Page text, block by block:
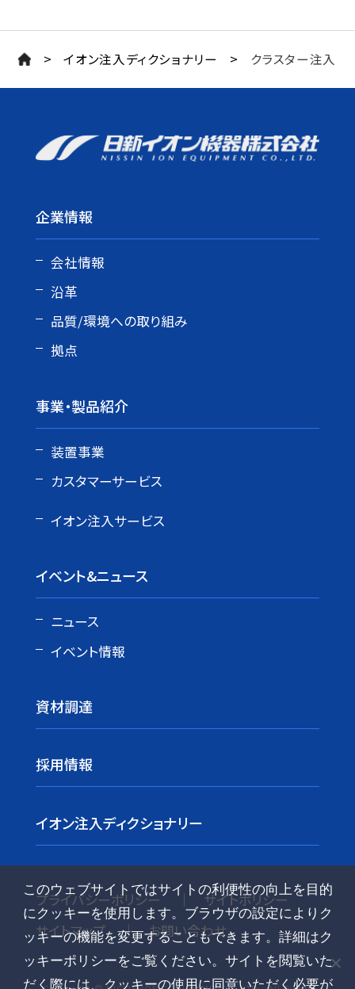
> イオン注入ディクショナリー > クラスター注入
企業情報
会社情報
沿革
品質/環境への取り組み
拠点
事業・製品紹介
装置事業
カスタマーサービス
イオン注入サービス
イベント&ニュース
ニュース
イベント情報
資材調達
採用情報
イオン注入ディクショナリー
プライバシーポリシー
サイトポリシー
サイトマップ
お問い合わせ
このウェブサイトではサイトの利便性の向上を目的
にクッキーを使用します。ブラウザの設定によりク
ッキーの機能を変更することもできます。詳細はク
ッキーポリシーをご覧ください。サイトを閲覧いた
だく際には、クッキーの使用に同意いただく必要が